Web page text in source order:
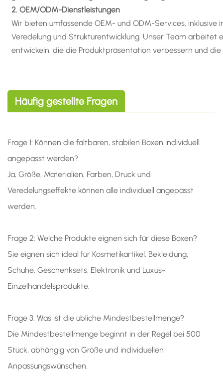
2. OEM/ODM-Dienstleistungen
Wir bieten umfassende OEM- und ODM-Services, inklusive
Veredelung und Strukturentwicklung. Unser Team arbeitet
entwickeln, die die Produktpräsentation verbessern und
Häufig gestellte Fragen
Frage 1: Können die faltbaren, stabilen Boxen individuell
angepasst werden?
Ja, Größe, Materialien, Farben, Druck und
Veredelungseffekte können alle individuell angepasst
werden.
Frage 2: Welche Produkte eignen sich für diese Boxen?
Sie eignen sich ideal für Kosmetikartikel, Bekleidung,
Schuhe, Geschenksets, Elektronik und Luxus-
Einzelhandelsprodukte.
Frage 3: Was ist die übliche Mindestbestellmenge?
Die Mindestbestellmenge beginnt in der Regel bei 500
Stück, abhängig von Größe und individuellen
Anpassungswünschen.